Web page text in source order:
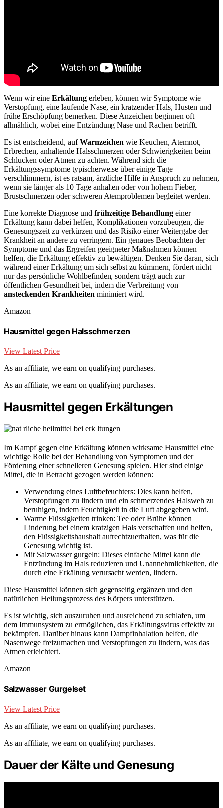
Wenn wir eine Erkältung erleben, können wir Symptome wie
Verstopfung, eine laufende Nase, ein kratzender Hals, Husten und
frühe Erschöpfung bemerken. Diese Anzeichen beginnen oft
allmählich, wobei eine Entzündung Nase und Rachen betrifft.
Es ist entscheidend, aufWarnzeichen wie Keuchen, Atemnot,
Erbrechen, anhaltende Halsschmerzen oder Schwierigkeiten beim
Schlucken oder Atmen zu achten. Während sich die
Erkältungssymptome typischerweise über einige Tage
verschlimmern, ist es ratsam, ärztliche Hilfe in Anspruch zu nehmen,
wenn sie länger als 10 Tage anhalten oder von hohem Fieber,
Brustschmerzen oder schweren Atemproblemen begleitet werden.
Eine korrekte Diagnose und frühzeitige Behandlung einer
Erkältung kann dabei helfen, Komplikationen vorzubeugen, die
Genesungszeit zu verkürzen und das Risiko einer Weitergabe der
Krankheit an andere zu verringern. Ein genaues Beobachten der
Symptome und das Ergreifen geeigneter Maßnahmen können
helfen, die Erkältung effektiv zu bewältigen. Denken Sie daran, sich
während einer Erkältung um sich selbst zu kümmern, fördert nicht
nur das persönliche Wohlbefinden, sondern trägt auch zur
öffentlichen Gesundheit bei, indem die Verbreitung von
ansteckenden Krankheiten minimiert wird.
Amazon
Hausmittel gegen Halsschmerzen
View Latest Price
As an affiliate, we earn on qualifying purchases.
As an affiliate, we earn on qualifying purchases.
Hausmittel gegen Erkältungen
Im Kampf gegen eine Erkältung können wirksame Hausmittel eine
wichtige Rolle bei der Behandlung von Symptomen und der
Förderung einer schnelleren Genesung spielen. Hier sind einige
Mittel, die in Betracht gezogen werden können:
Verwendung eines Luftbefeuchters: Dies kann helfen,
Verstopfungen zu lindern und ein schmerzendes Halsweh zu
beruhigen, indem Feuchtigkeit in die Luft abgegeben wird.
Warme Flüssigkeiten trinken: Tee oder Brühe können
Linderung bei einem kratzigen Hals verschaffen und helfen,
den Flüssigkeitshaushalt aufrechtzuerhalten, was für die
Genesung wichtig ist.
Mit Salzwasser gurgeln: Dieses einfache Mittel kann die
Entzündung im Hals reduzieren und Unannehmlichkeiten, die
durch eine Erkältung verursacht werden, lindern.
Diese Hausmittel können sich gegenseitig ergänzen und den
natürlichen Heilungsprozess des Körpers unterstützen.
Es ist wichtig, sich auszuruhen und ausreichend zu schlafen, um
dem Immunsystem zu ermöglichen, das Erkältungsvirus effektiv zu
bekämpfen. Darüber hinaus kann Dampfinhalation helfen, die
Nasenwege freizumachen und Verstopfungen zu lindern, was das
Atmen erleichtert.
Amazon
Salzwasser Gurgelset
View Latest Price
As an affiliate, we earn on qualifying purchases.
As an affiliate, we earn on qualifying purchases.
Dauer der Kälte und Genesung